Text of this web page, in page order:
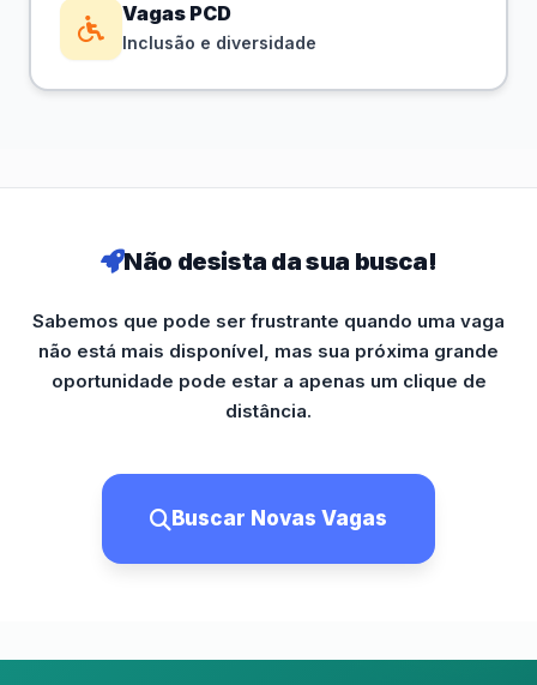
Vagas PCD
Inclusão e diversidade
Não desista da sua busca!
Sabemos que pode ser frustrante quando uma vaga
não está mais disponível, mas sua próxima grande
oportunidade pode estar a apenas um clique de
distância.
Buscar Novas Vagas